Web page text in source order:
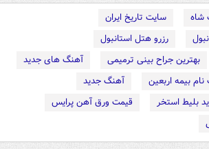
شاه
سایت تاریخ ایران
رزرو هتل استانبول
بهترین جراح بینی ترمیمی
آهنگ های جدید
بیمه اربعین
آهنگ جدید
بلیط استخر
قیمت ورق آهن پرایس